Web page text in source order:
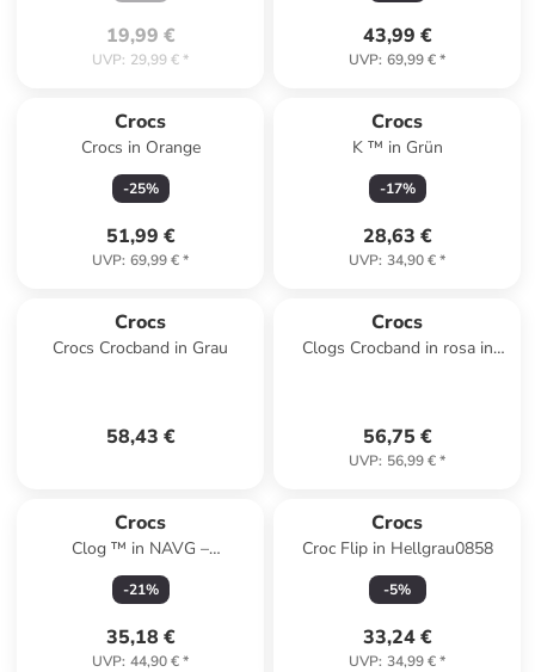
19,99 €
UVP: 29,99 €*
43,99 €
UVP: 69,99 €*
Crocs
Crocs in Orange
-25%
51,99 €
UVP: 69,99 €*
Crocs
K ™ in Grün
-17%
28,63 €
UVP: 34,90 €*
Crocs
Crocs Crocband in Grau
58,43 €
Crocs
Clogs Crocband in rosa in
56,75 €
UVP: 56,99 €*
Crocs
Clog ™ in NAVG –
Marineblau/Grün
-21%
35,18 €
UVP: 44,90 €*
Crocs
Croc Flip in Hellgrau0858
-5%
33,24 €
UVP: 34,99 €*